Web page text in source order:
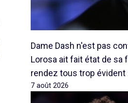
Dame Dash n'est pas
Lorosa ait fait état de sa
rendez tous trop évident
7 août 2026